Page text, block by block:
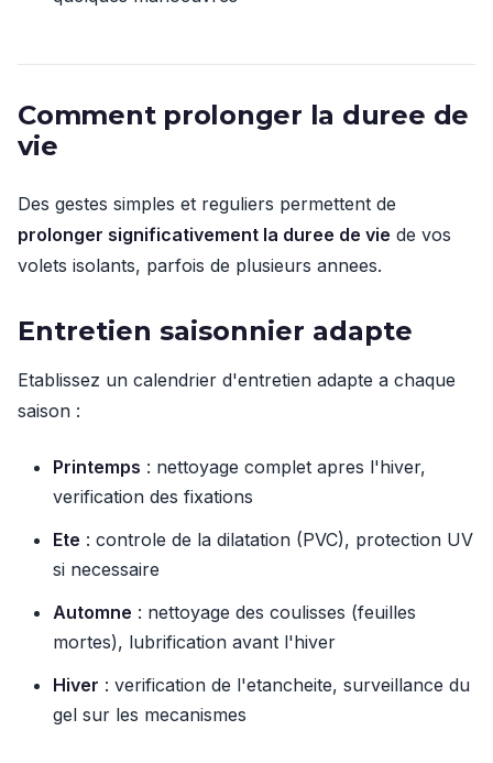
Comment prolonger la duree de
vie
Des gestes simples et reguliers permettent de
prolonger significativement la duree de vie de vos
volets isolants, parfois de plusieurs annees.
Entretien saisonnier adapte
Etablissez un calendrier d'entretien adapte a chaque
saison :
Printemps : nettoyage complet apres l'hiver,
verification des fixations
Ete : controle de la dilatation (PVC), protection UV
si necessaire
Automne : nettoyage des coulisses (feuilles
mortes), lubrification avant l'hiver
Hiver : verification de l'etancheite, surveillance du
gel sur les mecanismes